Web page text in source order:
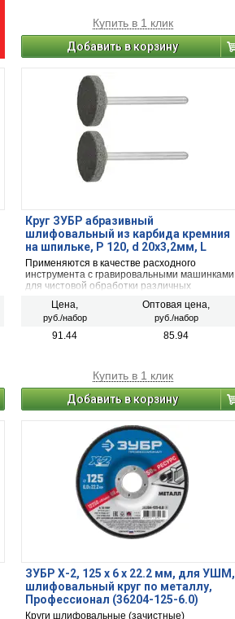
Купить в 1 клик
Добавить в корзину
Круг ЗУБР абразивный
шлифовальный из карбида кремния
на шпильке, P 120, d 20x3,2мм, L
45мм, 2шт
Применяются в качестве расходного
инструмента с гравировальными машинками
для чистовой обработки различных
Цена,
руб./набор
Оптовая цена,
руб./набор
91.44 85.94
Купить в 1 клик
Добавить в корзину
ЗУБР Х-2, 125 х 6 х 22.2 мм, для УШМ,
шлифовальный круг по металлу,
Профессионал (36204-125-6.0)
Круги шлифовальные (зачистные)